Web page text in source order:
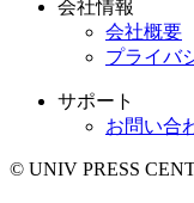
会社情報
会社概要
プライバ
サポート
お問い合
© UNIV PRESS